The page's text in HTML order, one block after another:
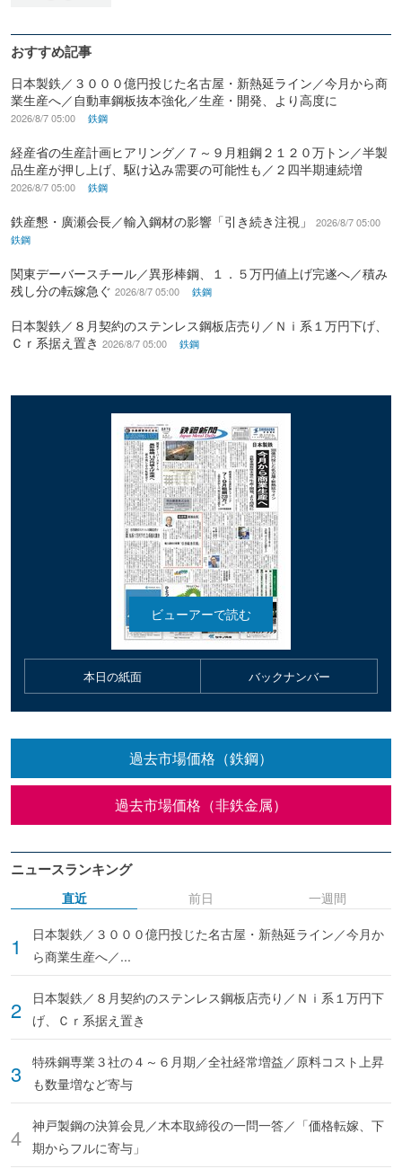
おすすめ記事
日本製鉄／３０００億円投じた名古屋・新熱延ライン／今月から商
業生産へ／自動車鋼板抜本強化／生産・開発、より高度に
2026/8/7 05:00 鉄鋼
経産省の生産計画ヒアリング／７～９月粗鋼２１２０万トン／半製
品生産が押し上げ、駆け込み需要の可能性も／２四半期連続増
2026/8/7 05:00 鉄鋼
鉄産懇・廣瀬会長／輸入鋼材の影響「引き続き注視」
2026/8/7 05:00
鉄鋼
関東デーバースチール／異形棒鋼、１．５万円値上げ完遂へ／積み
残し分の転嫁急ぐ 2026/8/7 05:00 鉄鋼
日本製鉄／８月契約のステンレス鋼板店売り／Ｎｉ系１万円下げ、
Ｃｒ系据え置き 2026/8/7 05:00 鉄鋼
本日の紙面 バックナンバー
過去市場価格（鉄鋼）
過去市場価格（非鉄金属）
ニュースランキング
直近
日本製鉄／３０００億円投じた名古屋・新熱延ライン／今月か
ら商業生産へ／...
日本製鉄／８月契約のステンレス鋼板店売り／Ｎｉ系１万円下
げ、Ｃｒ系据え置き
特殊鋼専業３社の４～６月期／全社経常増益／原料コスト上昇
も数量増など寄与
神戸製鋼の決算会見／木本取締役の一問一答／「価格転嫁、下
期からフルに寄与」
前日 一週間